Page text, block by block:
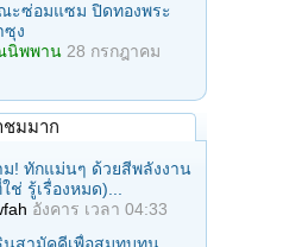
ะซ่อมแซม ปิดทองพระ
ซุง
พพาน 28 กรกฎาคม
ชมมาก
ม! ทักแม่นๆ ด้วยสีพลังงาน
ช่ รู้เรื่องหมด)...
อังคาร เวลา 04:33